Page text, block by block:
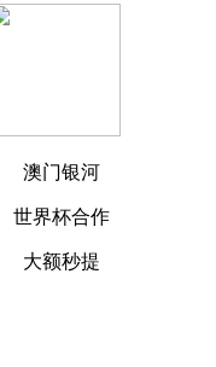
澳门银河
世界杯合作
大额秒提